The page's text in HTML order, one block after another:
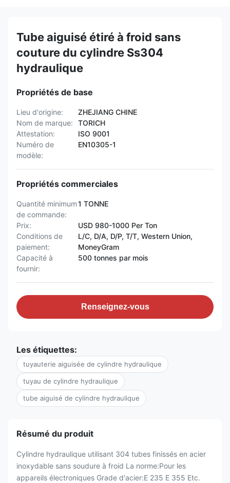
Tube aiguisé étiré à froid sans
couture du cylindre Ss304
hydraulique
Propriétés de base
Lieu d'origine:
ZHEJIANG CHINE
Nom de marque:
TORICH
Attestation:
ISO 9001
Numéro de
modèle:
EN10305-1
Propriétés commerciales
Quantité minimum
de commande:
1 TONNE
Prix:
USD 980-1000 Per Ton
Conditions de
paiement:
L/C, D/A, D/P, T/T, Western Union,
MoneyGram
Capacité à
fournir:
500 tonnes par mois
Renseignez-vous
Les étiquettes:
tuyauterie aiguisée de cylindre hydraulique
tuyau de cylindre hydraulique
tube aiguisé de cylindre hydraulique
Résumé du produit
Cylindre hydraulique utilisant 304 tubes finissés en acier
inoxydable sans soudure à froid La norme:Pour les
appareils électroniques Grade d'acier:E 235 E 355 Etc.